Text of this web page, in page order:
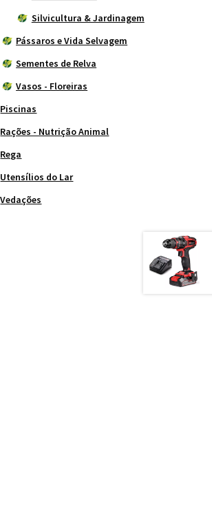
Silvicultura & Jardinagem
Pássaros e Vida Selvagem
Sementes de Relva
Vasos - Floreiras
Piscinas
Rações - Nutrição Animal
Rega
Utensílios do Lar
Vedações